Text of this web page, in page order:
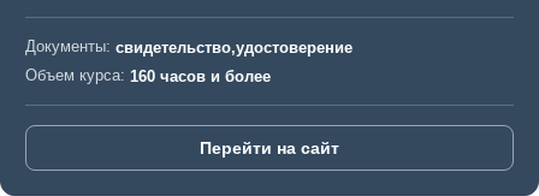
Документы: свидетельство,удостоверение
Объем курса: 160 часов и более
Перейти на сайт